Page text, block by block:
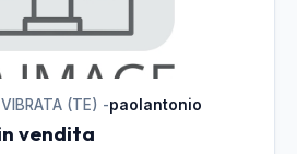
(TE) -paolantonio
vendita